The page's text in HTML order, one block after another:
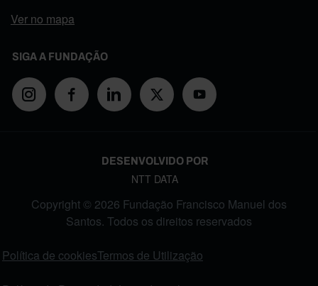
Ver no mapa
SIGA A FUNDAÇÃO
DESENVOLVIDO POR
NTT DATA
Copyright © 2026 Fundação Francisco Manuel dos
Santos. Todos os direitos reservados
Política de cookiesTermos de Utilização